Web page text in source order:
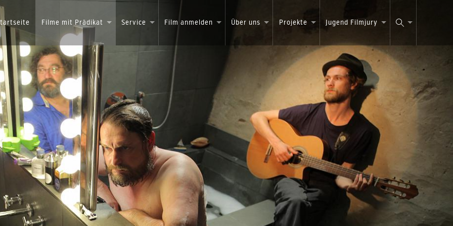
Filme mit Prädikat Service Film anmelden Über uns Projekte Jugend Filmjury